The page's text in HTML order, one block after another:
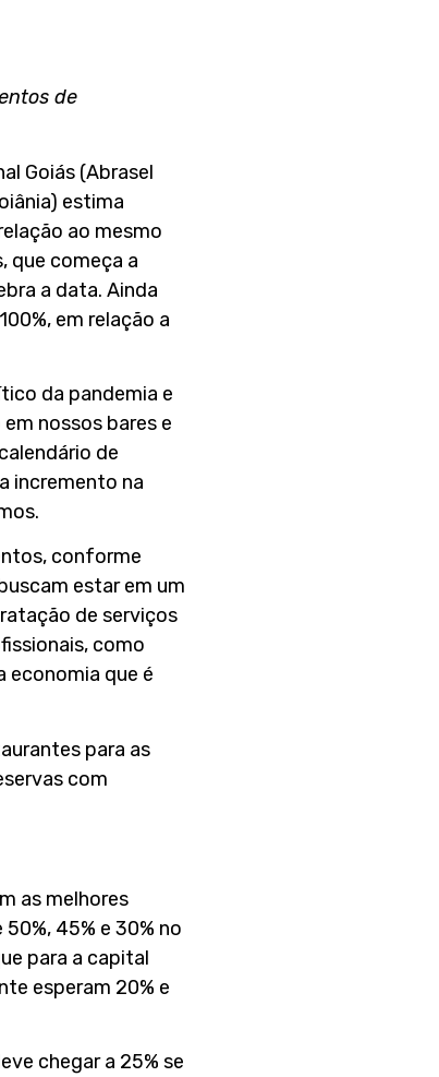
de
Goiás (Abrasel
estima
ao mesmo
que começa a
a data. Ainda
em relação a
da pandemia e
nossos bares e
de
incremento na
conforme
estar em um
de serviços
como
economia que é
para as
com
as melhores
45% e 30% no
para a capital
esperam 20% e
chegar a 25% se